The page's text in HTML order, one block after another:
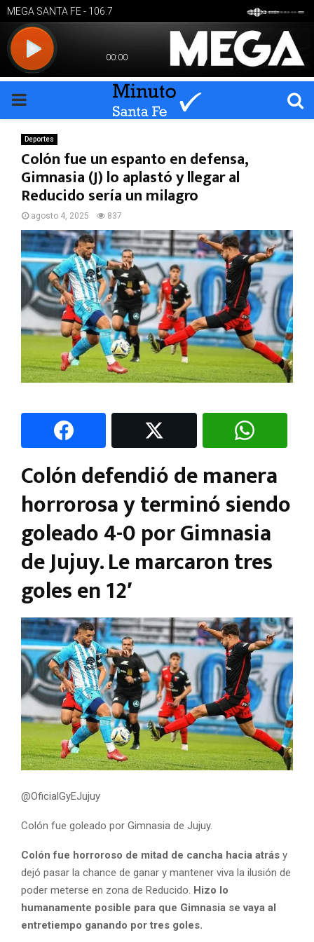
PRIMARY
MENU
Deportes
Colón fue un espanto en defensa,
Gimnasia (J) lo aplastó y llegar al
Reducido sería un milagro
agosto 4, 2025 837
Colón defendió de manera
horrorosa y terminó siendo
goleado 4-0 por Gimnasia
de Jujuy. Le marcaron tres
goles en 12′
@OficialGyEJujuy
Colón fue goleado por Gimnasia de Jujuy.
Colón fue horroroso de mitad de cancha hacia atrás y
dejó pasar la chance de ganar y mantener viva la ilusión de
poder meterse en zona de Reducido. Hizo lo
humanamente posible para que Gimnasia se vaya al
entretiempo ganando por tres goles.